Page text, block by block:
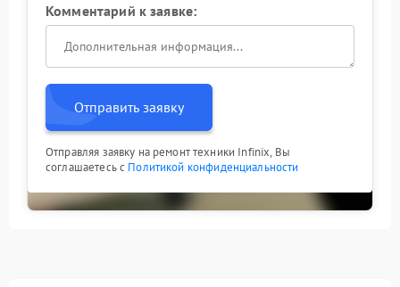
Комментарий к заявке:
Отправить заявку
Отправляя заявку на ремонт техники Infinix, Вы
соглашаетесь с Политикой конфиденциальности